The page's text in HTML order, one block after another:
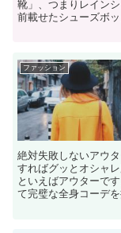
靴」、つまりレイン
前載せたシューズボッ
ファッション
絶対失敗しないアウ
すればグッとオシャ
といえばアウターで
て完璧な全身コーデ